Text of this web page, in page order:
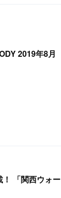
2019年8月
「関西ウォー